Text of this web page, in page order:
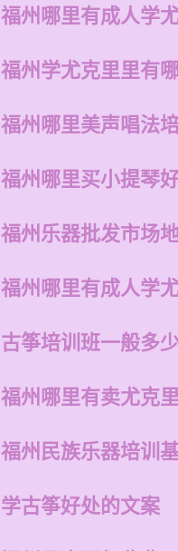
福州哪里有成人学
福州学尤克里里有
福州哪里美声唱法
福州哪里买小提琴
福州乐器批发市场
福州哪里有成人学
古筝培训班一般多
福州哪里有卖尤克
福州民族乐器培训
学古筝好处的文案